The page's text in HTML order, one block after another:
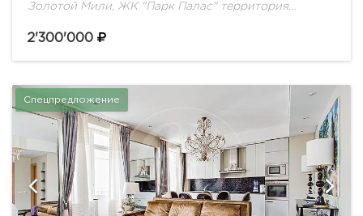
Золотой Мили, ЖК "Парк Палас" территория
парковка, автомойка, фитнес-клубПросторная
2'300'000
Спецпредложение